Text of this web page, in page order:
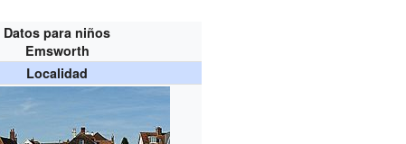
Datos para niños
Emsworth
Localidad